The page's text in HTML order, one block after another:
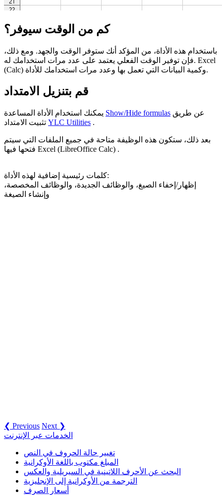
كم من الوقت سيوفر؟
باستخدام هذه الأداة، من المؤكد أنك ستوفر الوقت والجهد. ومع ذلك،
فإن توفير الوقت الفعلي يعتمد على عدد مرات استخدامك له. Excel
(Calc) وكمية البيانات التي تعمل بها وعدد مرات استخدامك للأداة.
قم بتنزيل الامتداد
Show/Hide formulas
YLC Utilities .
بعد ذلك، ستكون هذه الوظيفة متاحة في جميع الملفات التي سيتم
فتحها فيها Excel (LibreOffice Calc) .
كلمات رئيسية إضافية لهذه الأداة:
إظهار/إخفاء الصيغ، والوظائف الجديدة، والوظائف المخصصة،
وإنشاء الصيغة
❮ Previous Next ❯
الخدمات عبر الإنترنت
تغيير حالة الحروف في النص
المبلغ مكتوب باللغة الأوكرانية
البحث عن الأحرف اللاتينية في السيريلية والعكس
الترجمة من الأوكرانية إلى الإنجليزية
أسعار الصرف